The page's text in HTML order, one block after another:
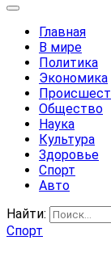
Главная
В мире
Политика
Экономика
Общество
Наука
Культура
Здоровье
Спорт
Авто
Найти:
Спорт